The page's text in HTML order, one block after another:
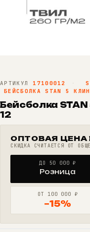
АРТИКУЛ 17100012 ·
БЕЙСБОЛКА STAN 5
Бейсболка
12
ОПТОВАЯ ЦЕНА
СКИДКА СЧИТАЕТСЯ ОТ
ДО 50 000 ₽
Розница
ОТ 100 000 ₽
−15%